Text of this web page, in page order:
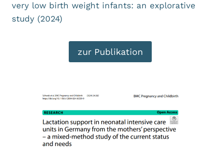
very low birth weight infants: an explorative
study (2024)
zur Publikation